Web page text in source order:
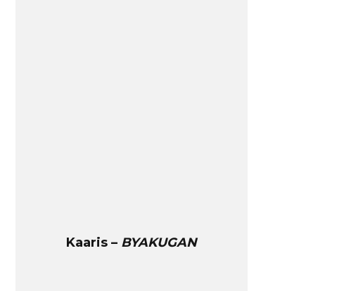
Kaaris – BYAKUGAN